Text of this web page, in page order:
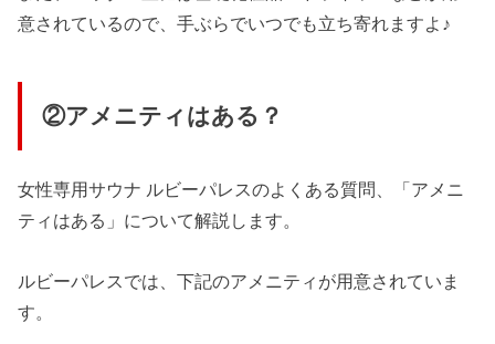
意されているので、手ぶらでいつでも立ち寄れますよ♪
②アメニティはある？
女性専用サウナ ルビーパレスのよくある質問、「アメニ
ティはある」について解説します。
ルビーパレスでは、下記のアメニティが用意されていま
す。